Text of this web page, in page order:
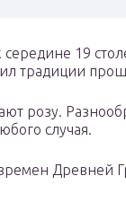
19
традиции
розу.
случая.
Древней